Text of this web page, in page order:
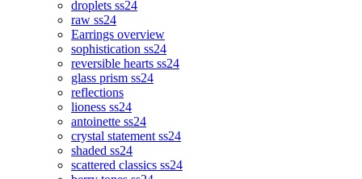
droplets ss24
raw ss24
Earrings overview
sophistication ss24
reversible hearts ss24
glass prism ss24
reflections
lioness ss24
antoinette ss24
crystal statement ss24
shaded ss24
scattered classics ss24